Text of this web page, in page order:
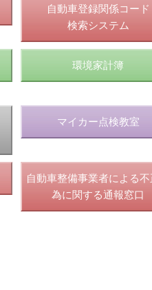
自動車登録関係コード
検索システム
環境家計簿
マイカー点検教室
自動車整備事業者による不
為に関する通報窓口